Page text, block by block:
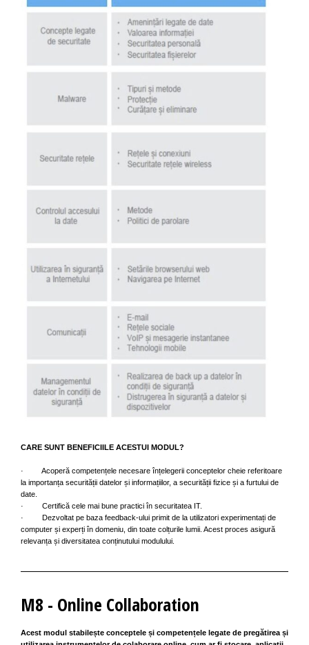
CARE SUNT BENEFICIILE ACESTUI MODUL?
· Acoperă competențele necesare înțelegerii conceptelor cheie referitoare
la importanța securității datelor și informațiilor, a securității fizice și a furtului de
date.
· Certifică cele mai bune practici în securitatea IT.
· Dezvoltat pe baza feedback-ului primit de la utilizatori experimentați de
computer și experți în domeniu, din toate colțurile lumii. Acest proces asigură
relevanța și diversitatea conținutului modulului.
M8 - Online Collaboration
Acest modul stabilește conceptele și competențele legate de pregătirea și